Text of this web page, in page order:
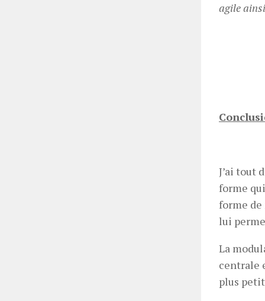
agile
J’ai tout
forme
forme
lui
La
centrale
plus